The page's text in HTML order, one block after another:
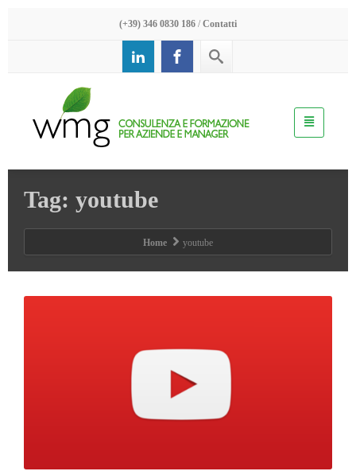
(+39) 346 0830 186 / Contatti
Tag: youtube
Home youtube